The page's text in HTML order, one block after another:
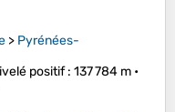
> Pyrénées-
positif: 137 784 m •